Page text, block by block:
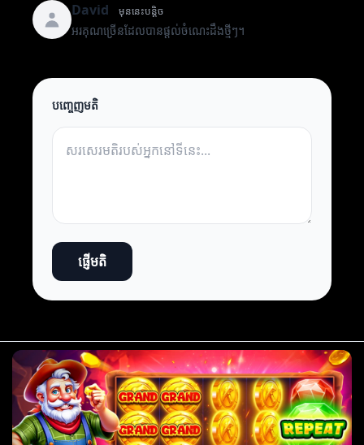
David មុននេះបន្តិច
អរគុណច្រើនដែលបានផ្តល់ចំណេះដឹងថ្មីៗ។
បញ្ចេញមតិ
ផ្ញើមតិ